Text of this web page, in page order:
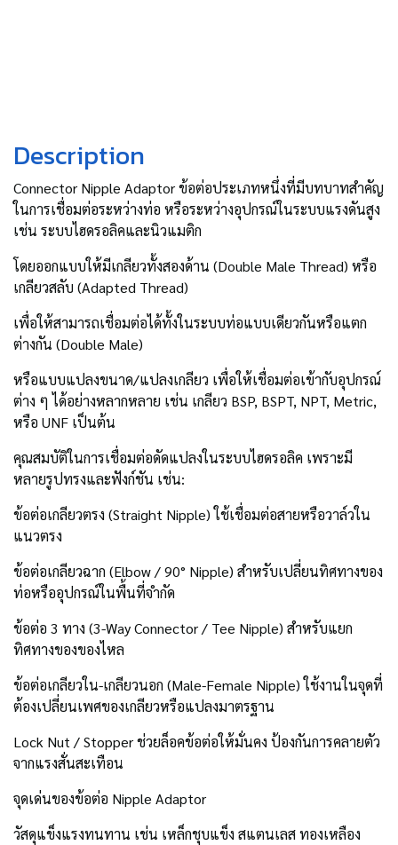
Description
Connector Nipple Adaptor ข้อต่อประเภทหนึ่งที่มีบทบาทสำคัญ
ในการเชื่อมต่อระหว่างท่อ หรือระหว่างอุปกรณ์ในระบบแรงดันสูง
เช่น ระบบไฮดรอลิคและนิวแมติก
โดยออกแบบให้มีเกลียวทั้งสองด้าน (Double Male Thread) หรือ
เกลียวสลับ (Adapted Thread)
เพื่อให้สามารถเชื่อมต่อได้ทั้งในระบบท่อแบบเดียวกันหรือแตก
ต่างกัน (Double Male)
หรือแบบแปลงขนาด/แปลงเกลียว เพื่อให้เชื่อมต่อเข้ากับอุปกรณ์
ต่าง ๆ ได้อย่างหลากหลาย เช่น เกลียว BSP, BSPT, NPT, Metric,
หรือ UNF เป็นต้น
คุณสมบัติในการเชื่อมต่อดัดแปลงในระบบไฮดรอลิค เพราะมี
หลายรูปทรงและฟังก์ชัน เช่น:
ข้อต่อเกลียวตรง (Straight Nipple) ใช้เชื่อมต่อสายหรือวาล์วใน
แนวตรง
ข้อต่อเกลียวฉาก (Elbow / 90° Nipple) สำหรับเปลี่ยนทิศทางของ
ท่อหรืออุปกรณ์ในพื้นที่จำกัด
ข้อต่อ 3 ทาง (3-Way Connector / Tee Nipple) สำหรับแยก
ทิศทางของของไหล
ข้อต่อเกลียวใน-เกลียวนอก (Male-Female Nipple) ใช้งานในจุดที่
ต้องเปลี่ยนเพศของเกลียวหรือแปลงมาตรฐาน
Lock Nut / Stopper ช่วยล็อคข้อต่อให้มั่นคง ป้องกันการคลายตัว
จากแรงสั่นสะเทือน
จุดเด่นของข้อต่อ Nipple Adaptor
วัสดุแข็งแรงทนทาน เช่น เหล็กชุบแข็ง สแตนเลส ทองเหลือง